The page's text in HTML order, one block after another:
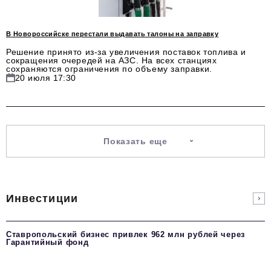
В Новороссийске перестали выдавать талоны на заправку
Решение принято из-за увеличения поставок топлива и
сокращения очередей на АЗС. На всех станциях
сохраняются ограничения по объему заправки.
20 июля 17:30
Показать еще
Инвестиции
Ставропольский бизнес привлек 962 млн рублей через
Гарантийный фонд